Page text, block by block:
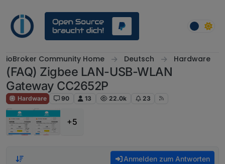
ioBroker Community Home Deutsch Hardware
(FAQ) Zigbee LAN-USB-WLAN
Gateway CC2652P
Hardware 90 13 22.0k 23
+5
Anmelden zum Antworten